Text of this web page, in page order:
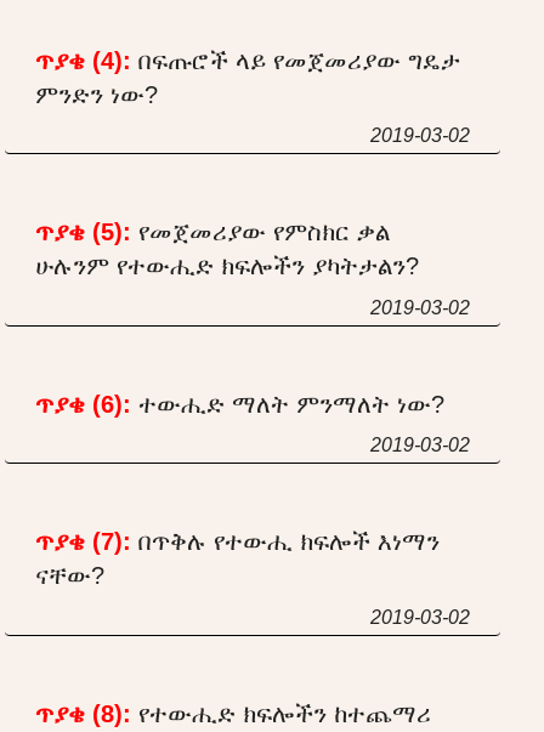
ጥያቄ (4): በፍጡሮች ላይ የመጀመሪያው ግዴታ
ምንድን ነው?
2019-03-02
ጥያቄ (5): የመጀመሪያው የምስክር ቃል
ሁሉንም የተውሒድ ክፍሎችን ያካትታልን?
2019-03-02
ጥያቄ (6): ተውሒድ ማለት ምንማለት ነው?
2019-03-02
ጥያቄ (7): በጥቅሉ የተውሒ ክፍሎች እነማን
ናቸው?
2019-03-02
ጥያቄ (8): የተውሒድ ክፍሎችን ከተጨማሪ